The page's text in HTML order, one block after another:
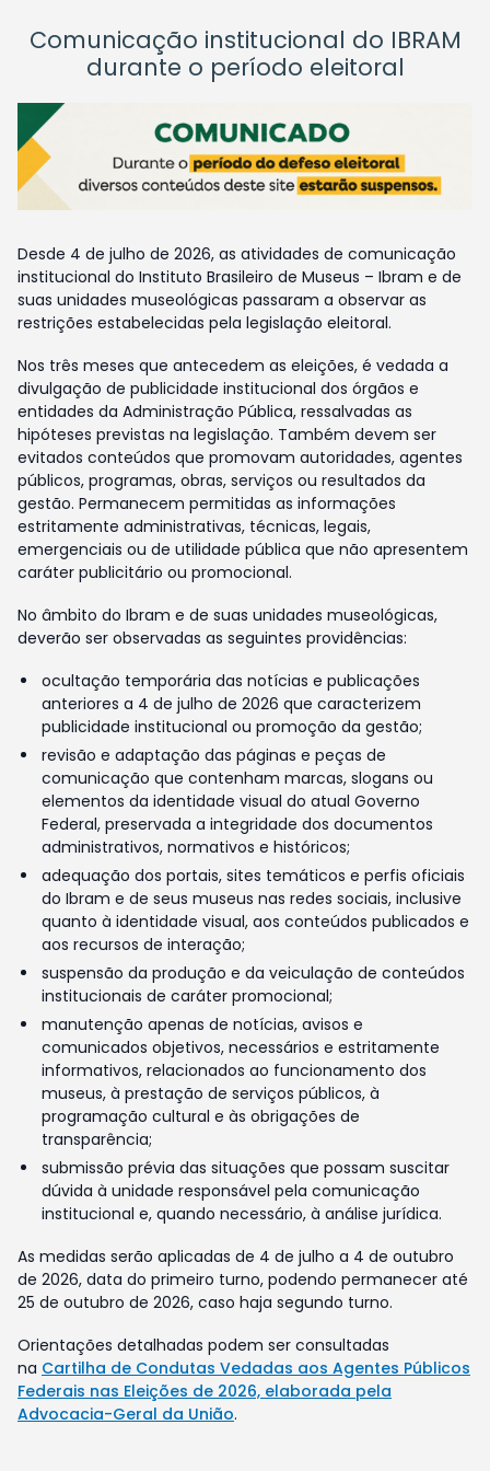
Comunicação institucional do IBRAM
durante o período eleitoral
Desde 4 de julho de 2026, as atividades de comunicação
institucional do Instituto Brasileiro de Museus – Ibram e de
suas unidades museológicas passaram a observar as
restrições estabelecidas pela legislação eleitoral.
Nos três meses que antecedem as eleições, é vedada a
divulgação de publicidade institucional dos órgãos e
entidades da Administração Pública, ressalvadas as
hipóteses previstas na legislação. Também devem ser
evitados conteúdos que promovam autoridades, agentes
públicos, programas, obras, serviços ou resultados da
gestão. Permanecem permitidas as informações
estritamente administrativas, técnicas, legais,
emergenciais ou de utilidade pública que não apresentem
caráter publicitário ou promocional.
No âmbito do Ibram e de suas unidades museológicas,
deverão ser observadas as seguintes providências:
ocultação temporária das notícias e publicações
anteriores a 4 de julho de 2026 que caracterizem
publicidade institucional ou promoção da gestão;
revisão e adaptação das páginas e peças de
comunicação que contenham marcas, slogans ou
elementos da identidade visual do atual Governo
Federal, preservada a integridade dos documentos
administrativos, normativos e históricos;
adequação dos portais, sites temáticos e perfis oficiais
do Ibram e de seus museus nas redes sociais, inclusive
quanto à identidade visual, aos conteúdos publicados e
aos recursos de interação;
suspensão da produção e da veiculação de conteúdos
institucionais de caráter promocional;
manutenção apenas de notícias, avisos e
comunicados objetivos, necessários e estritamente
informativos, relacionados ao funcionamento dos
museus, à prestação de serviços públicos, à
programação cultural e às obrigações de
transparência;
submissão prévia das situações que possam suscitar
dúvida à unidade responsável pela comunicação
institucional e, quando necessário, à análise jurídica.
As medidas serão aplicadas de 4 de julho a 4 de outubro
de 2026, data do primeiro turno, podendo permanecer até
25 de outubro de 2026, caso haja segundo turno.
Orientações detalhadas podem ser consultadas
na Cartilha de Condutas Vedadas aos Agentes Públicos
Federais nas Eleições de 2026, elaborada pela
Advocacia-Geral da União.